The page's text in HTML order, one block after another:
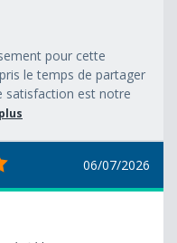
pour cette
le temps de partager
satisfaction est notre
06/07/2026